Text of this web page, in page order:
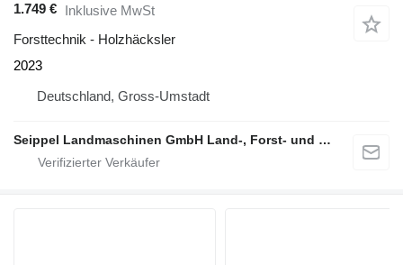
1.749 € Inklusive MwSt
Forsttechnik - Holzhäcksler
2023
Deutschland, Gross-Umstadt
Seippel Landmaschinen GmbH Land-, Forst- und Gartentechnik